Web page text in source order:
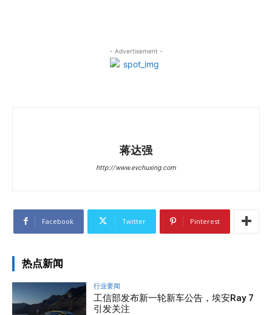
- Advertisement -
蒋达强
http://www.evchuxing.com
Facebook Twitter Pinterest
热点新闻
行业要闻
工信部发布新一轮新车公告，埃安Ray 7
引发关注